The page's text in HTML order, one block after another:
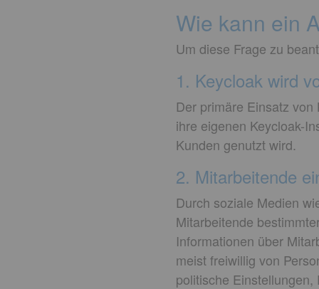
Wie kann ein
Um diese Frage zu
1. Keycloak wird
Der primäre Einsatz
ihre eigenen Keycloak-
Kunden genutzt wird.
2. Mitarbeitende
Durch soziale Medien
Mitarbeitende
Informationen über
meist freiwillig von
politische